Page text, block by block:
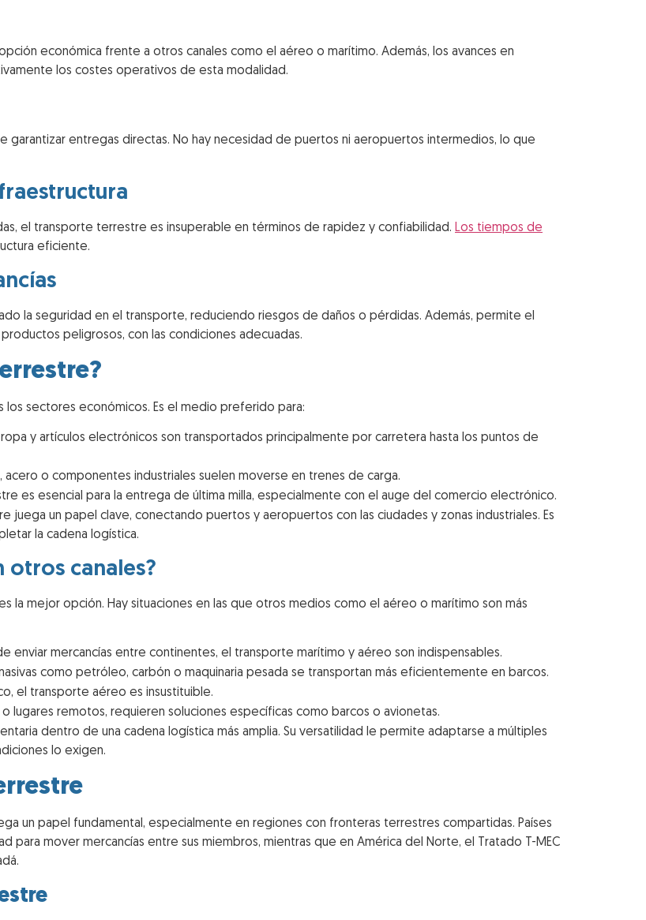
económica frente a otros canales como el aéreo o marítimo. Además, los avances en
los costes operativos de esta modalidad.
entregas directas. No hay necesidad de puertos ni aeropuertos intermedios, lo que
el transporte terrestre es insuperable en términos de rapidez y confiabilidad. Los tiempos de
eficiente.
la seguridad en el transporte, reduciendo riesgos de daños o pérdidas. Además, permite el
peligrosos, con las condiciones adecuadas.
sectores económicos. Es el medio preferido para:
y artículos electrónicos son transportados principalmente por carretera hasta los puntos de
acero o componentes industriales suelen moverse en trenes de carga.
es esencial para la entrega de última milla, especialmente con el auge del comercio electrónico.
juega un papel clave, conectando puertos y aeropuertos con las ciudades y zonas industriales. Es
la cadena logística.
otros canales?
la mejor opción. Hay situaciones en las que otros medios como el aéreo o marítimo son más
enviar mercancías entre continentes, el transporte marítimo y aéreo son indispensables.
como petróleo, carbón o maquinaria pesada se transportan más eficientemente en barcos.
el transporte aéreo es insustituible.
lugares remotos, requieren soluciones específicas como barcos o avionetas.
dentro de una cadena logística más amplia. Su versatilidad le permite adaptarse a múltiples
lo exigen.
un papel fundamental, especialmente en regiones con fronteras terrestres compartidas. Países
para mover mercancías entre sus miembros, mientras que en América del Norte, el Tratado T-MEC